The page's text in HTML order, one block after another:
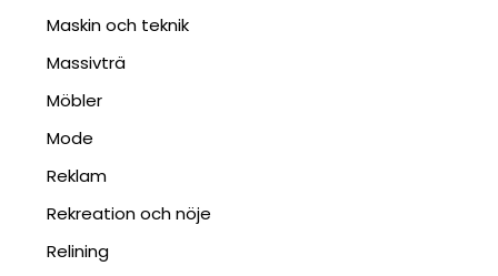
Maskin och teknik
Massivträ
Möbler
Mode
Reklam
Rekreation och nöje
Relining